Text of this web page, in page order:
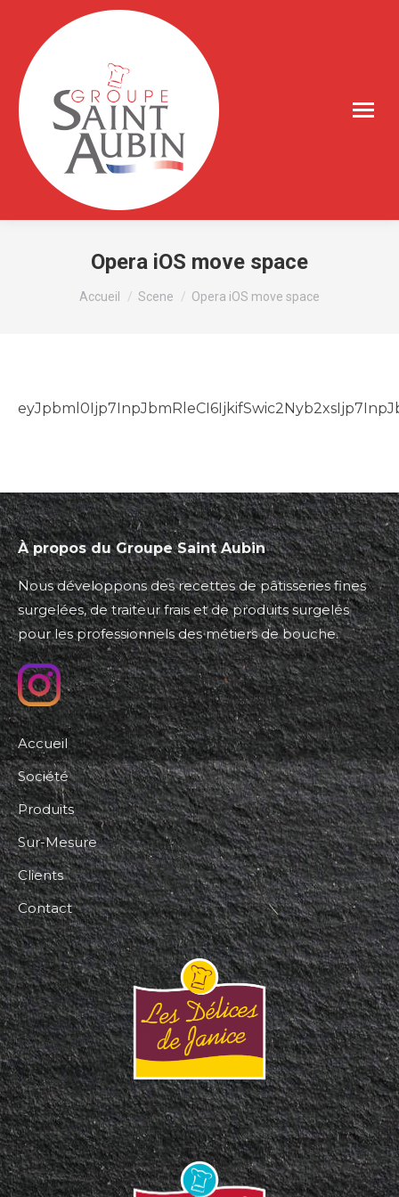
Opera iOS move space
Vous êtes ici :
Accueil Scene Opera iOS move space
À propos du Groupe Saint Aubin
Nous développons des recettes de pâtisseries fines
surgelées, de traiteur frais et de produits surgelés
pour les professionnels des métiers de bouche.
Accueil
Société
Produits
Sur-Mesure
Clients
Contact